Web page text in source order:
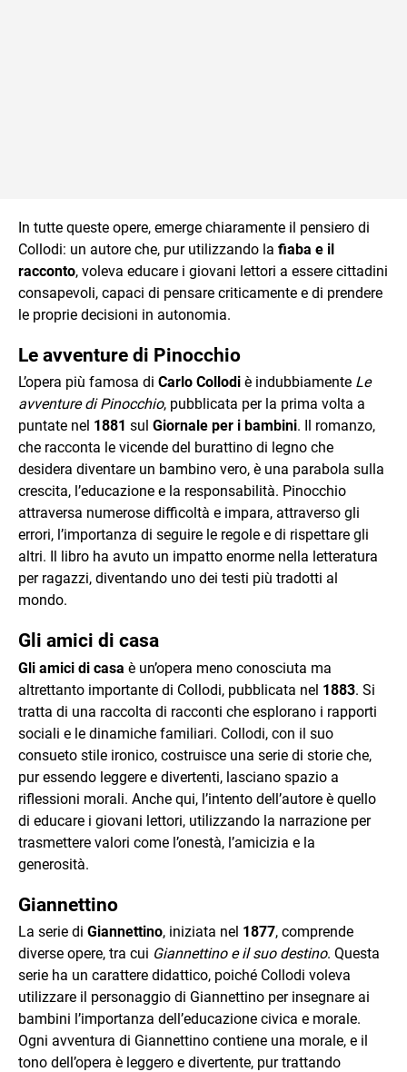
In tutte queste opere, emerge chiaramente il pensiero di
Collodi: un autore che, pur utilizzando la fiaba e il
racconto, voleva educare i giovani lettori a essere cittadini
consapevoli, capaci di pensare criticamente e di prendere
le proprie decisioni in autonomia.
Le avventure di Pinocchio
L’opera più famosa di Carlo Collodi è indubbiamente Le
avventure di Pinocchio, pubblicata per la prima volta a
puntate nel 1881 sul Giornale per i bambini. Il romanzo,
che racconta le vicende del burattino di legno che
desidera diventare un bambino vero, è una parabola sulla
crescita, l’educazione e la responsabilità. Pinocchio
attraversa numerose difficoltà e impara, attraverso gli
errori, l’importanza di seguire le regole e di rispettare gli
altri. Il libro ha avuto un impatto enorme nella letteratura
per ragazzi, diventando uno dei testi più tradotti al
mondo.
Gli amici di casa
Gli amici di casa è un’opera meno conosciuta ma
altrettanto importante di Collodi, pubblicata nel 1883. Si
tratta di una raccolta di racconti che esplorano i rapporti
sociali e le dinamiche familiari. Collodi, con il suo
consueto stile ironico, costruisce una serie di storie che,
pur essendo leggere e divertenti, lasciano spazio a
riflessioni morali. Anche qui, l’intento dell’autore è quello
di educare i giovani lettori, utilizzando la narrazione per
trasmettere valori come l’onestà, l’amicizia e la
generosità.
Giannettino
La serie di Giannettino, iniziata nel 1877, comprende
diverse opere, tra cui Giannettino e il suo destino. Questa
serie ha un carattere didattico, poiché Collodi voleva
utilizzare il personaggio di Giannettino per insegnare ai
bambini l’importanza dell’educazione civica e morale.
Ogni avventura di Giannettino contiene una morale, e il
tono dell’opera è leggero e divertente, pur trattando